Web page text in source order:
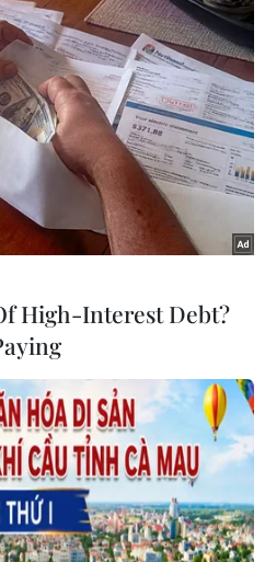
Zealand.
Xuân Phúc cùng đoàn
cực các hoạt động
Hội nghị các nhà lãnh
28, phiên Đối thoại
tế APEC với Hội
APEC (ABAC), Hội nghị
APEC.
tham dự các phiên
Ngoại giao-Kinh tế
của Việt Nam lần này là
tục là diễn đàn khu vực
đẩy chủ nghĩa đa
đa phương để vượt
High-Interest Debt?